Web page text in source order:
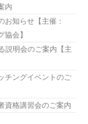
内
お知らせ【主催：
協会】
説明会のご案内【主
チングイベントのご
資格講習会のご案内